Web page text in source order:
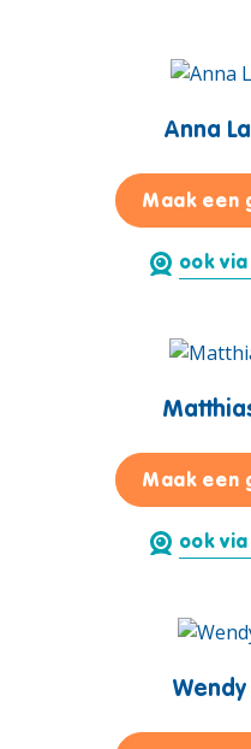
Anna
Maak een
ook
Maak een
ook